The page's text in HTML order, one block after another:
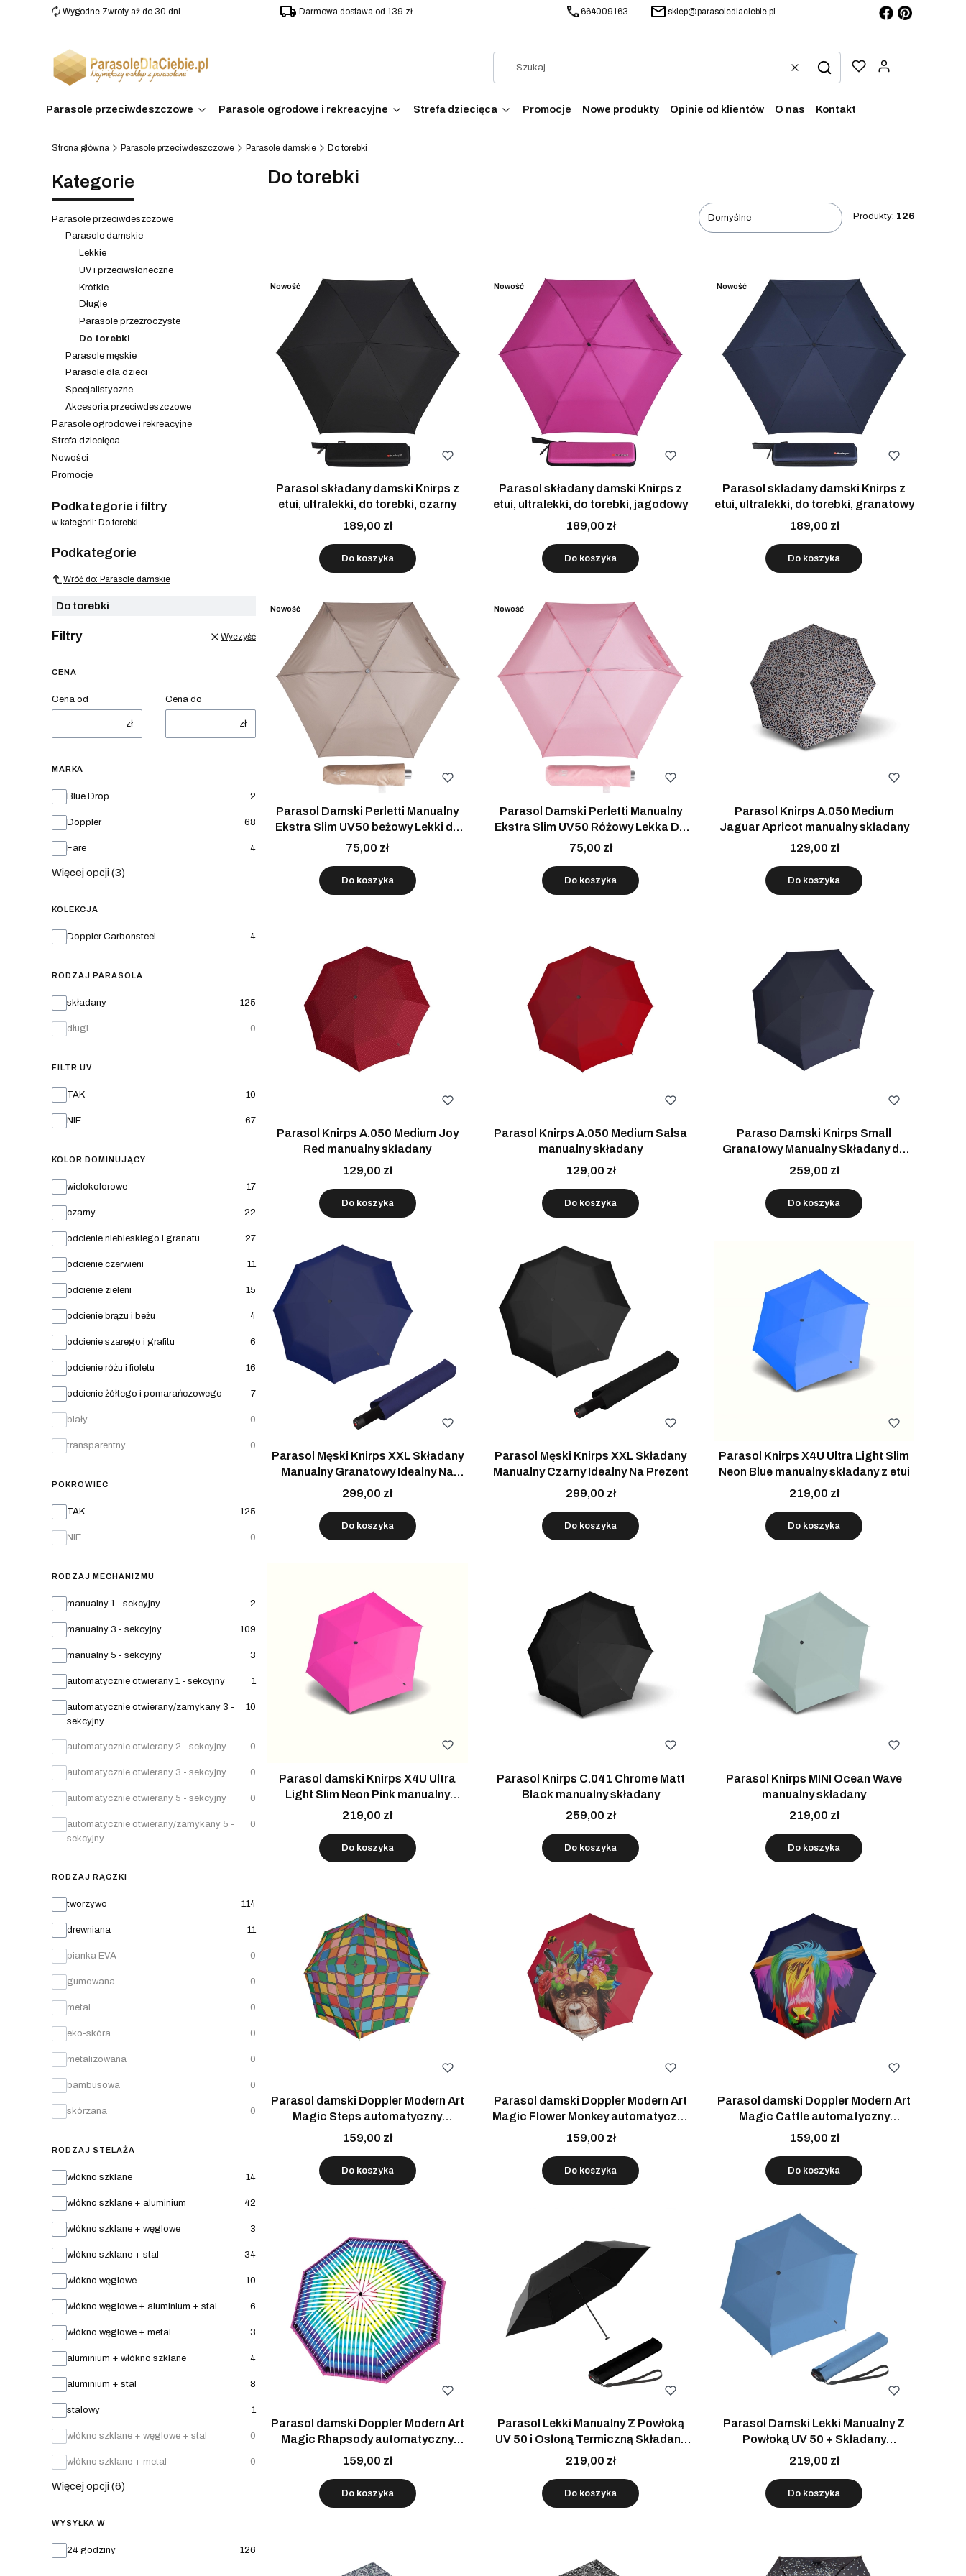
Wygodne Zwroty aż do 30 dni Darmowa dostawa od 139 zł 664009163 sklep@parasoledlaciebie.pl
WyczyśćSzukaj
Parasole przeciwdeszczowe Parasole ogrodowe i rekreacyjne Strefa dziecięca Promocje Nowe produkty Opinie od klientów O nas Kontakt
Strona główna Parasole przeciwdeszczowe Parasole damskie Do torebki
Kategorie
Parasole przeciwdeszczowe
Parasole damskie
Lekkie
UV i przeciwsłoneczne
Krótkie
Długie
Parasole przezroczyste
Do torebki
Parasole męskie
Parasole dla dzieci
Specjalistyczne
Akcesoria przeciwdeszczowe
Parasole ogrodowe i rekreacyjne
Strefa dziecięca
Nowości
Promocje
Podkategorie i filtry
w kategorii: Do torebki
Podkategorie
Wróć do: Parasole damskie
Do torebki
Filtry Wyczyść
CENA
Cena od
zł
Cena do
zł
MARKA
MarkaBlue Drop 2
Doppler 68
Fare 4
Więcej opcji (3)
KOLEKCJA
Kolekcja
Doppler Carbonsteel 4
RODZAJ PARASOLA
Rodzaj parasola
składany 125
długi 0
FILTR UV
Filtr UV
TAK 10
NIE 67
KOLOR DOMINUJĄCY
Kolor dominujący
wielokolorowe 17
czarny 22
odcienie niebieskiego i granatu 27
odcienie czerwieni 11
odcienie zieleni 15
odcienie brązu i beżu 4
odcienie szarego i grafitu 6
odcienie różu i fioletu 16
odcienie żółtego i pomarańczowego 7
biały 0
transparentny 0
POKROWIEC
Pokrowiec
TAK 125
NIE 0
RODZAJ MECHANIZMU
Rodzaj mechanizmu
manualny 1 - sekcyjny 2
manualny 3 - sekcyjny 109
manualny 5 - sekcyjny 3
automatycznie otwierany 1 - sekcyjny 1
automatycznie otwierany/zamykany 3 -
sekcyjny
10
automatycznie otwierany 2 - sekcyjny 0
automatycznie otwierany 3 - sekcyjny 0
automatycznie otwierany 5 - sekcyjny 0
automatycznie otwierany/zamykany 5 -
sekcyjny
0
RODZAJ RĄCZKI
Rodzaj rączki
tworzywo 114
drewniana 11
pianka EVA 0
gumowana 0
metal 0
eko-skóra 0
metalizowana 0
bambusowa 0
skórzana 0
RODZAJ STELAŻA
Rodzaj stelaża
włókno szklane 14
włókno szklane + aluminium 42
włókno szklane + węglowe 3
włókno szklane + stal 34
włókno węglowe 10
włókno węglowe + aluminium + stal 6
włókno węglowe + metal 3
aluminium + włókno szklane 4
aluminium + stal 8
stalowy 1
włókno szklane + węglowe + stal 0
włókno szklane + metal 0
Więcej opcji (6)
WYSYŁKA W
Wysyłka w
24 godziny 126
Do torebki
Domyślne Produkty: 126
Nowość
Parasol składany damski Knirps z
etui, ultralekki, do torebki, czarny
189,00 zł
Do koszyka
Nowość
Parasol składany damski Knirps z
etui, ultralekki, do torebki, jagodowy
189,00 zł
Do koszyka
Nowość
Parasol składany damski Knirps z
etui, ultralekki, do torebki, granatowy
189,00 zł
Do koszyka
Nowość
Parasol Damski Perletti Manualny
Ekstra Slim UV50 beżowy Lekki do
Torebki
75,00 zł
Do koszyka
Nowość
Parasol Damski Perletti Manualny
Ekstra Slim UV50 Różowy Lekka Do
Torebki
75,00 zł
Do koszyka
Parasol Knirps A.050 Medium
Jaguar Apricot manualny składany
129,00 zł
Do koszyka
Parasol Knirps A.050 Medium Joy
Red manualny składany
129,00 zł
Do koszyka
Parasol Knirps A.050 Medium Salsa
manualny składany
129,00 zł
Do koszyka
Paraso Damski Knirps Small
Granatowy Manualny Składany do
Torebki
259,00 zł
Do koszyka
Parasol Męski Knirps XXL Składany
Manualny Granatowy Idealny Na
Prezent
299,00 zł
Do koszyka
Parasol Męski Knirps XXL Składany
Manualny Czarny Idealny Na Prezent
299,00 zł
Do koszyka
Parasol Knirps X4U Ultra Light Slim
Neon Blue manualny składany z etui
219,00 zł
Do koszyka
Parasol damski Knirps X4U Ultra
Light Slim Neon Pink manualny
składany z etui
219,00 zł
Do koszyka
Parasol Knirps C.041 Chrome Matt
Black manualny składany
259,00 zł
Do koszyka
Parasol Knirps MINI Ocean Wave
manualny składany
219,00 zł
Do koszyka
Parasol damski Doppler Modern Art
Magic Steps automatyczny
składany
159,00 zł
Do koszyka
Parasol damski Doppler Modern Art
Magic Flower Monkey automatyczny
składany
159,00 zł
Do koszyka
Parasol damski Doppler Modern Art
Magic Cattle automatyczny
składany
159,00 zł
Do koszyka
Parasol damski Doppler Modern Art
Magic Rhapsody automatyczny
składany
159,00 zł
Do koszyka
Parasol Lekki Manualny Z Powłoką
UV 50 i Osłoną Termiczną Składany
Czarny
219,00 zł
Do koszyka
Parasol Damski Lekki Manualny Z
Powłoką UV 50 + Składany
Niebiesko-Czarny
219,00 zł
Do koszyka